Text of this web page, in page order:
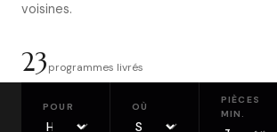
voisines.
23programmes livrés
POUR OÙ
PIÈCES
MIN.